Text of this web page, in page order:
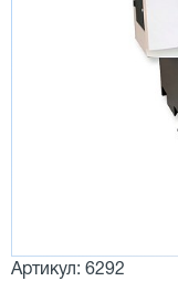
Артикул: 6292